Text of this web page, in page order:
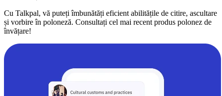
Cu Talkpal, vă puteți îmbunătăți eficient abilitățile de citire, ascultare
și vorbire în poloneză. Consultați cel mai recent produs polonez de
învățare!